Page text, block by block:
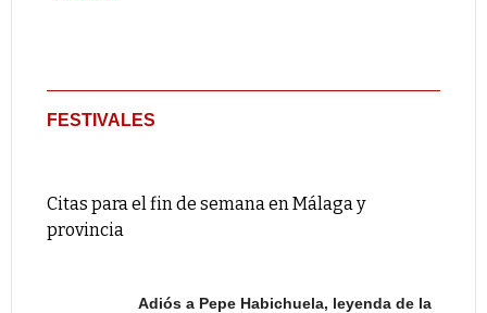
FESTIVALES
Citas para el fin de semana en Málaga y
provincia
Adiós a Pepe Habichuela, leyenda de la